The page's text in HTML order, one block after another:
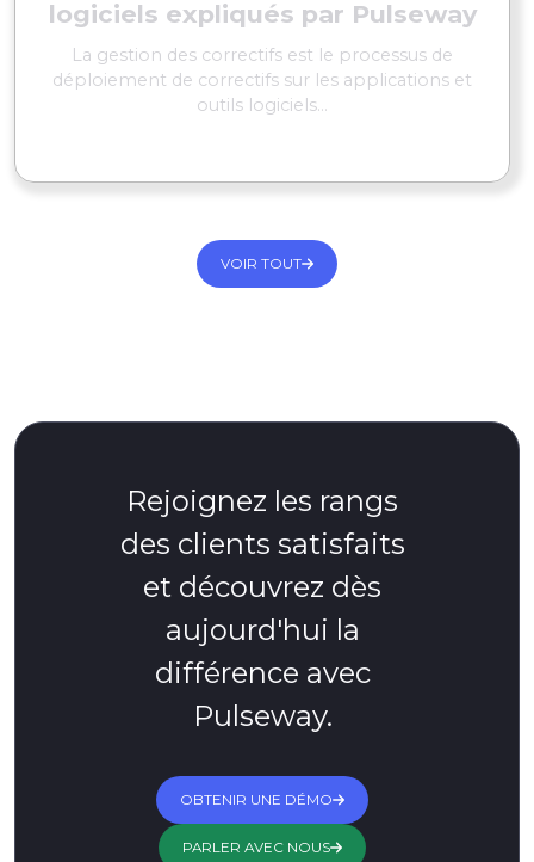
logiciels expliqués par Pulseway
La gestion des correctifs est le processus de
déploiement de correctifs sur les applications et
outils logiciels...
VOIR TOUT
Rejoignez les rangs
des clients satisfaits
et découvrez dès
aujourd'hui la
différence avec
Pulseway.
OBTENIR UNE DÉMO
PARLER AVEC NOUS